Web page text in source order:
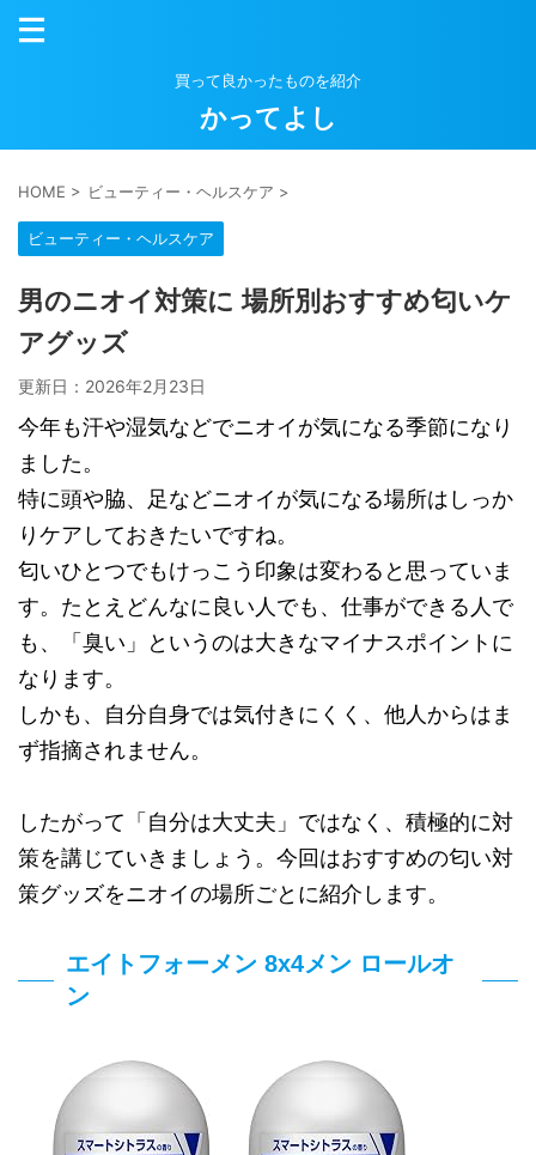
買って良かったものを紹介
かってよし
HOME > ビューティー・ヘルスケア >
ビューティー・ヘルスケア
男のニオイ対策に 場所別おすすめ匂いケ
アグッズ
更新日： 2026年2月23日
今年も汗や湿気などでニオイが気になる季節になり
ました。
特に頭や脇、足などニオイが気になる場所はしっか
りケアしておきたいですね。
匂いひとつでもけっこう印象は変わると思っていま
す。たとえどんなに良い人でも、仕事ができる人で
も、「臭い」というのは大きなマイナスポイントに
なります。
しかも、自分自身では気付きにくく、他人からはま
ず指摘されません。
したがって「自分は大丈夫」ではなく、積極的に対
策を講じていきましょう。今回はおすすめの匂い対
策グッズをニオイの場所ごとに紹介します。
エイトフォーメン 8x4メン ロールオ
ン